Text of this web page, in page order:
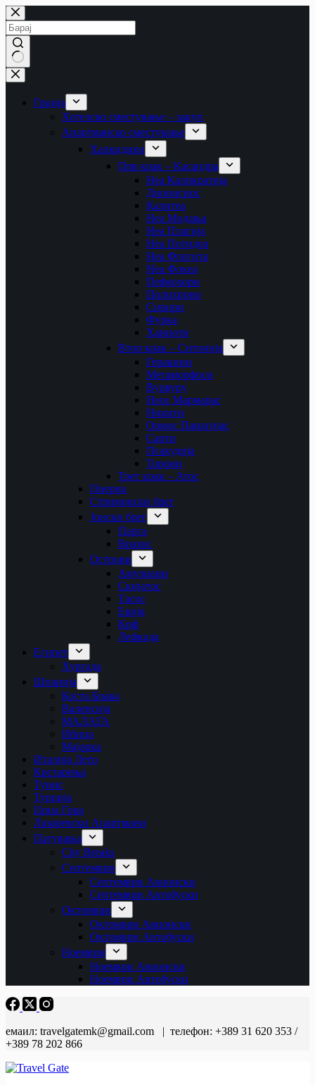
Skip
to
content
No
results
Грција
Хотелско сместување – закуп
Апартманско сместување
Халкидики
Прв крак – Касандра
Неа Каликратија
Дионисиос
Калитеа
Неа Модања
Неа Плагија
Неа Потидеа
Неа Флогита
Неа Фокеа
Пефкохори
Полихроно
Сивири
Фурка
Ханиоти
Втор крак – Ситонија
Геракини
Метаморфоси
Вурвуру
Неос Мармарас
Никити
Ормос Панагијас
Сарти
Псакудија
Торони
Трет крак – Атос
Пиериа
Стримонски брег
Јонски брег
Парга
Врахос
Острови
Амулиани
Скијатос
Тасос
Евија
Крф
Лефкада
Египет
Хургада
Шпанија
Коста Брава
Валенсија
МАЛАГА
Ибица
Мајорка
Италија Лето
Крстарења
Тунис
Турција
Црна Гора
Лазаревски Апартмани
Патувања
City Breaks
Септември
Септември Авионски
Септември Автобуски
Октомври
Октомври Авионски
Октомври Автобуски
Ноември
Ноември Авионски
Ноември Автобуски
емаил: travelgatemk@gmail.com | телефон: +389 31 620 353 /
+389 78 202 866